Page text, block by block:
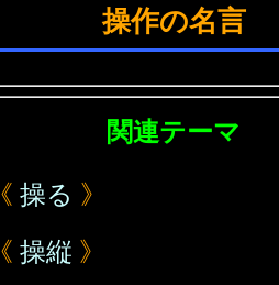
操作の名言
関連テーマ
《 操る 》
《 操縦 》